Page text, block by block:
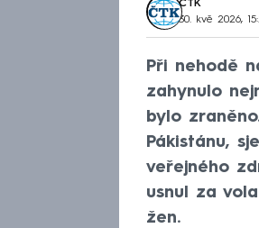
ČTK
30. kvě 2026,
Při nehodě
zahynulo
bylo
Pákistánu,
veřejného
usnul za
žen.